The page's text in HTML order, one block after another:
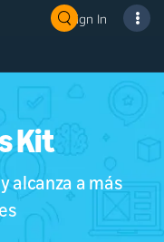
Sign In
Kit
alcanza a más